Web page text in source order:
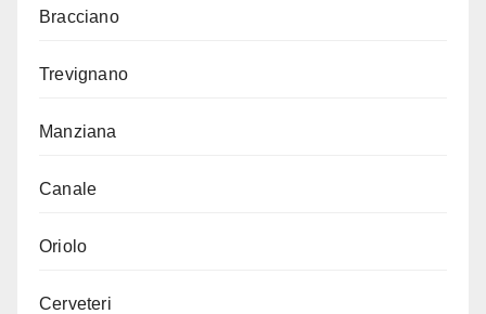
Bracciano
Trevignano
Manziana
Canale
Oriolo
Cerveteri